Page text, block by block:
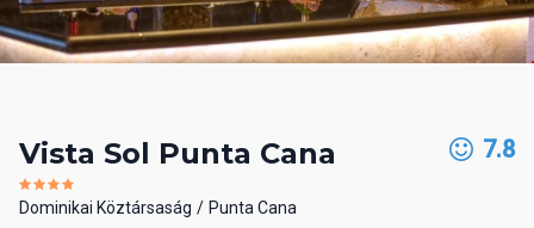
Vista Sol Punta Cana
Dominikai Köztársaság Punta Cana
7.8